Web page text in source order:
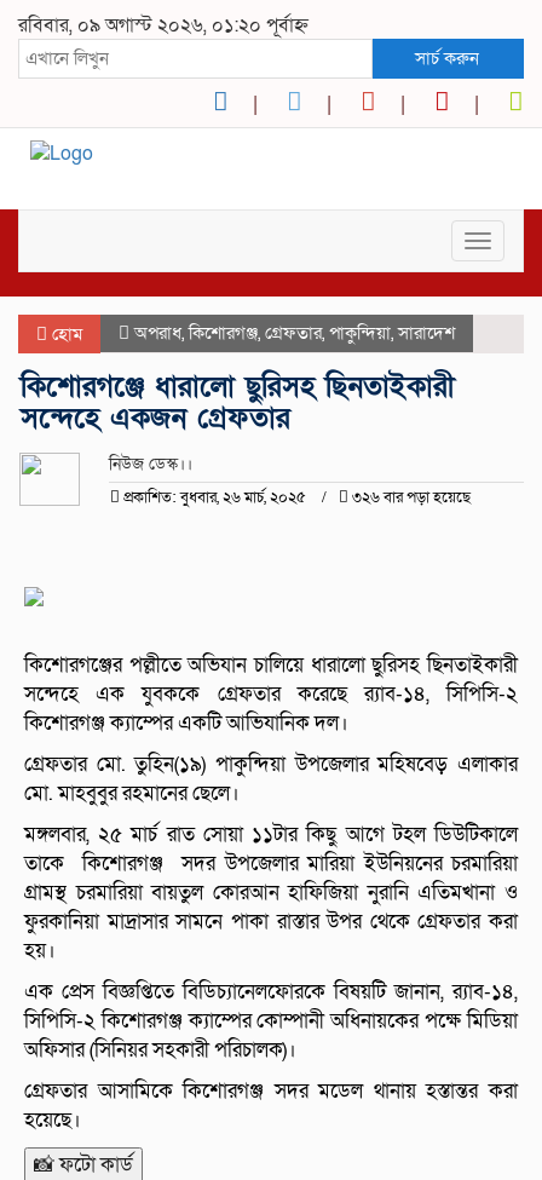
রবিবার, ০৯ অগাস্ট ২০২৬, ০১:২০ পূর্বাহ্ন
সার্চ করুন
Toggle
হোম অপরাধ,কিশোরগঞ্জ, গ্রেফতার, পাকুন্দিয়া,সারাদেশ
কিশোরগঞ্জে ধারালো ছুরিসহ ছিনতাইকারী
সন্দেহে একজন গ্রেফতার
নিউজ ডেস্ক।।
প্রকাশিত: বুধবার, ২৬ মার্চ, ২০২৫ ৩২৬ বার পড়া হয়েছে
কিশোরগঞ্জের পল্লীতে অভিযান চালিয়ে ধারালো ছুরিসহ ছিনতাইকারী
সন্দেহে এক যুবককে গ্রেফতার করেছে র‌্যাব-১৪, সিপিসি-২
কিশোরগঞ্জ ক্যাম্পের একটি আভিযানিক দল।
গ্রেফতার মো. তুহিন(১৯) পাকুন্দিয়া উপজেলার মহিষবেড় এলাকার
মো. মাহবুবুর রহমানের ছেলে।
মঙ্গলবার, ২৫ মার্চ রাত সোয়া ১১টার কিছু আগে টহল ডিউটিকালে
তাকে কিশোরগঞ্জ সদর উপজেলার মারিয়া ইউনিয়নের চরমারিয়া
গ্রামস্থ চরমারিয়া বায়তুল কোরআন হাফিজিয়া নুরানি এতিমখানা ও
ফুরকানিয়া মাদ্রাসার সামনে পাকা রাস্তার উপর থেকে গ্রেফতার করা
হয়।
এক প্রেস বিজ্ঞপ্তিতে বিডিচ্যানেলফোরকে বিষয়টি জানান, র‌্যাব-১৪,
সিপিসি-২ কিশোরগঞ্জ ক্যাম্পের কোম্পানী অধিনায়কের পক্ষে মিডিয়া
অফিসার (সিনিয়র সহকারী পরিচালক)।
গ্রেফতার আসামিকে কিশোরগঞ্জ সদর মডেল থানায় হস্তান্তর করা
হয়েছে।
📸 ফটো কার্ড